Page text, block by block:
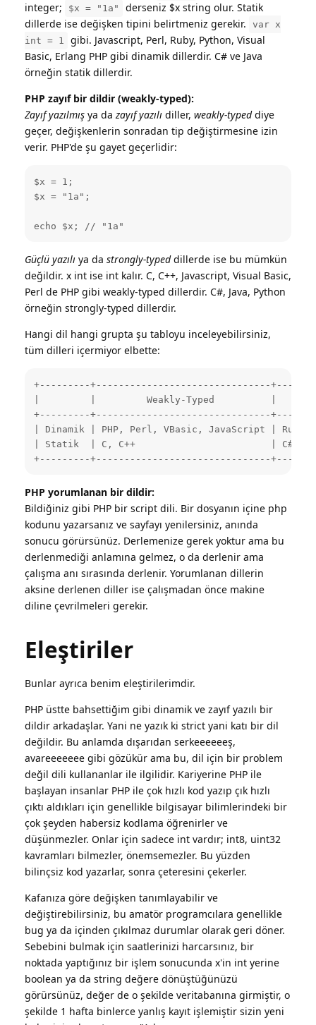
integer;
$x = "1a"
derseniz $x string olur. Statik
dillerde ise değişken tipini belirtmeniz gerekir.
var x
int = 1
gibi. Javascript, Perl, Ruby, Python, Visual
Basic, Erlang PHP gibi dinamik dillerdir. C# ve Java
örneğin statik dillerdir.
PHP zayıf bir dildir (weakly-typed):
Zayıf yazılmış ya dazayıf yazılı diller, weakly-typeddiye
geçer, değişkenlerin sonradan tip değiştirmesine izin
verir. PHP'de şu gayet geçerlidir:
$x = 1;
$x = "1a";
echo $x; // "1a"
Güçlü yazılı ya da strongly-typeddillerde ise bu mümkün
değildir. x int ise int kalır. C, C++, Javascript, Visual Basic,
Perl de PHP gibi weakly-typed dillerdir. C#, Java, Python
örneğin strongly-typed dillerdir.
Hangi dil hangi grupta şu tabloyu inceleyebilirsiniz,
tüm dilleri içermiyor elbette:
+---------+-------------------------------
|         |         Weakly-Typed          |
+---------+-------------------------------
| Dinamik | PHP, Perl, VBasic, JavaScript |
| Statik  | C, C++                        | C#, F#,
+---------+-------------------------------
PHP yorumlanan bir dildir:
Bildiğiniz gibi PHP bir script dili. Bir dosyanın içine php
kodunu yazarsanız ve sayfayı yenilersiniz, anında
sonucu görürsünüz. Derlemenize gerek yoktur ama bu
derlenmediği anlamına gelmez, o da derlenir ama
çalışma anı sırasında derlenir. Yorumlanan dillerin
aksine derlenen diller ise çalışmadan önce makine
diline çevrilmeleri gerekir.
Eleştiriler
Bunlar ayrıca benim eleştirilerimdir.
PHP üstte bahsettiğim gibi dinamik ve zayıf yazılı bir
dildir arkadaşlar. Yani ne yazık ki strict yani katı bir dil
değildir. Bu anlamda dışarıdan serkeeeeeeş,
avareeeeeee gibi gözükür ama bu, dil için bir problem
değil dili kullananlar ile ilgilidir. Kariyerine PHP ile
başlayan insanlar PHP ile çok hızlı kod yazıp çık hızlı
çıktı aldıkları için genellikle bilgisayar bilimlerindeki bir
çok şeyden habersiz kodlama öğrenirler ve
düşünmezler. Onlar için sadece int vardır; int8, uint32
kavramları bilmezler, önemsemezler. Bu yüzden
bilinçsiz kod yazarlar, sonra çeteresini çekerler.
Kafanıza göre değişken tanımlayabilir ve
değiştirebilirsiniz, bu amatör programcılara genellikle
bug ya da içinden çıkılmaz durumlar olarak geri döner.
Sebebini bulmak için saatlerinizi harcarsınız, bir
noktada yaptığınız bir işlem sonucunda x'in int yerine
boolean ya da string değere dönüştüğünüzü
görürsünüz, değer de o şekilde veritabanına girmiştir, o
şekilde 1 hafta binlerce yanlış kayıt işlemiştir sizin yeni